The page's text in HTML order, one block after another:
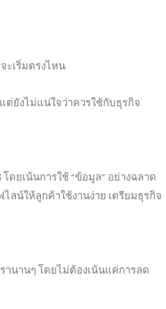
ะเริ่มตรงไหน
ต่ยังไม่แน่ใจว่าควรใช้กับธุรกิจ
ยเน้นการใช้ “ข้อมูล” อย่างฉลาด
น์ให้ลูกค้าใช้งานง่าย เตรียมธุรกิจ
นานๆ โดยไม่ต้องเน้นแค่การลด